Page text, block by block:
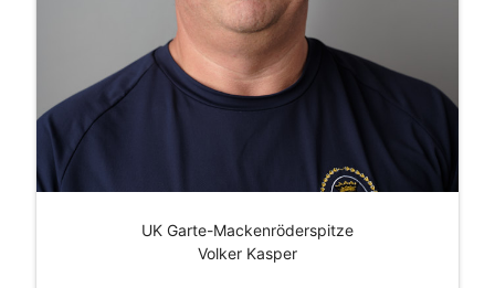
UK Garte-Mackenröderspitze
Volker Kasper